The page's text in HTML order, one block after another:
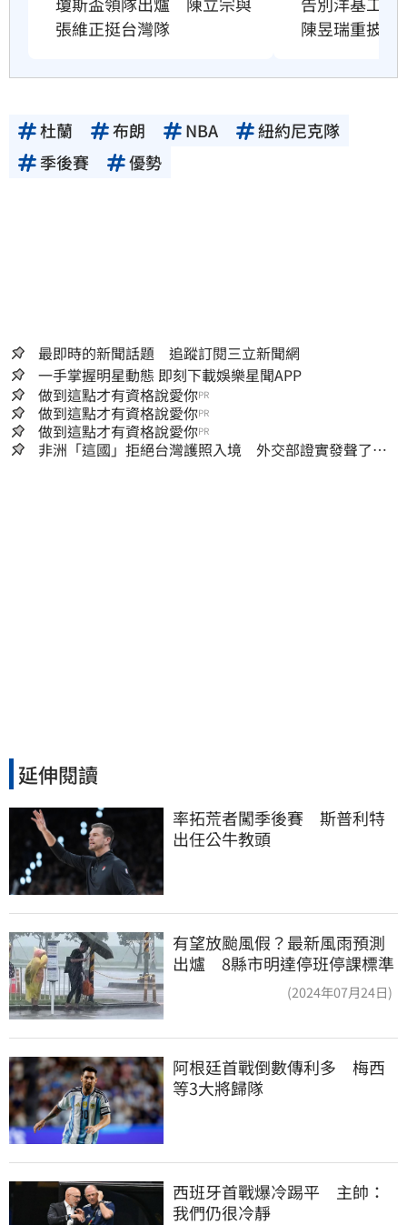
張維正挺台灣隊
陳昱瑞重披戰
杜蘭 布朗 NBA
紐約尼克隊
季後賽
優勢
最即時的新聞話題 追蹤訂閱三立新聞網
一手掌握明星動態 即刻下載娛樂星聞APP
做到這點才有資格說愛你PR
做到這點才有資格說愛你PR
做到這點才有資格說愛你PR
非洲「這國」拒絕台灣護照入境 外交部證實發聲了：
延伸閱讀
率拓荒者闖季後賽　斯普利特
出任公牛教頭
有望放颱風假？最新風雨預測
出爐 8縣市明達停班停課標準
(2024年07月24日)
阿根廷首戰倒數傳利多　梅西
等3大將歸隊
西班牙首戰爆冷踢平　主帥：
我們仍很冷靜